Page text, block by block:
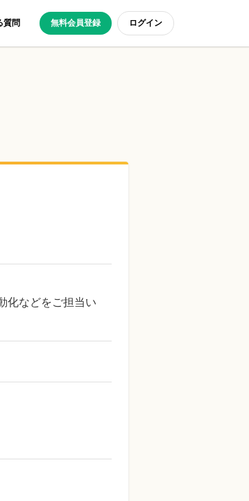
質問 無料会員登録 ログイン
化などをご担当い